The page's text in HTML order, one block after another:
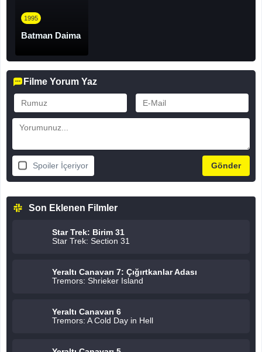
1995
Batman Daima
Filme Yorum Yaz
Spoiler İçeriyor
Son Eklenen Filmler
Star Trek: Birim 31
Star Trek: Section 31
Yeraltı Canavarı 7: Çığırtkanlar Adası
Tremors: Shrieker Island
Yeraltı Canavarı 6
Tremors: A Cold Day in Hell